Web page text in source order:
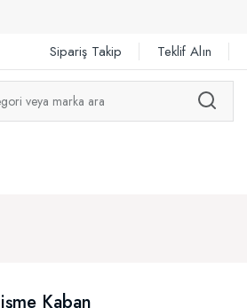
Sipariş Takip Teklif Alın
Kaban